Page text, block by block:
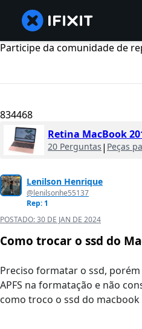
Participe da comunidade de
834468
Retina MacBook
20 Perguntas | Peças
Lenilson Henrique
@lenilsonhe55137
Rep: 1
POSTADO:30 DE JAN DE 2024
Como trocar o ssd do
Preciso formatar o ssd,
APFS na formatação e não
como troco o ssd do macbook